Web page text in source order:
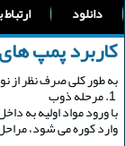
دانلود
ارتباط
کاربرد پمپ
به طور کلی صرف نظر
با ورود مواد اولیه به
وارد کوره می شود،